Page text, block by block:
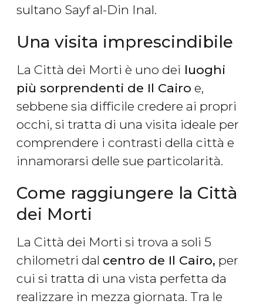
sultano Sayf al-Din Inal.
Una visita imprescindibile
La Città dei Morti è uno dei luoghi
più sorprendenti de Il Cairo e,
sebbene sia difficile credere ai propri
occhi, si tratta di una visita ideale per
comprendere i contrasti della città e
innamorarsi delle sue particolarità.
Come raggiungere la Città
dei Morti
La Città dei Morti si trova a soli 5
chilometri dal centro de Il Cairo, per
cui si tratta di una vista perfetta da
realizzare in mezza giornata. Tra le